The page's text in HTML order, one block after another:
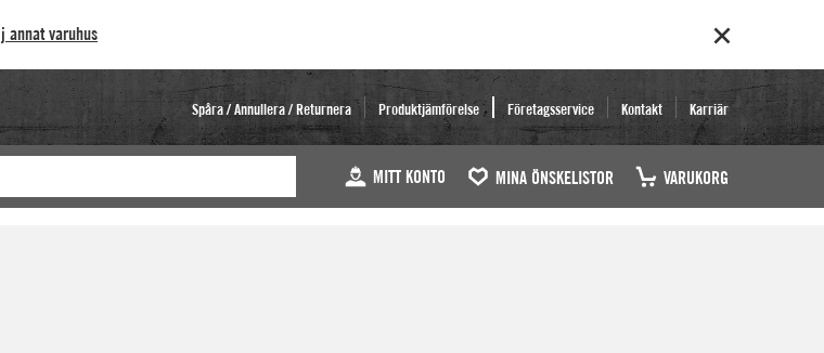
annat varuhus
Spåra / Annullera / Returnera Produktjämförelse Företagsservice Kontakt Karriär
MITT KONTO MINA ÖNSKELISTOR VARUKORG